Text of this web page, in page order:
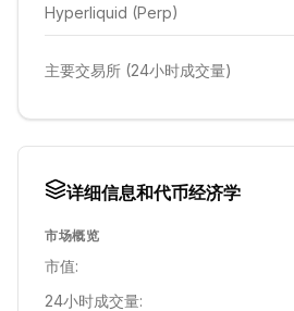
Hyperliquid (Perp)
主要交易所 (24小时成交量)
详细信息和代币经济学
市场概览
市值:
24小时成交量: